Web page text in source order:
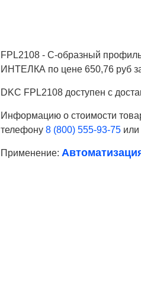
FPL2108 - С-образный
ИНТЕЛКА по цене 650,76 руб
DKC FPL2108 доступен с
Информацию о стоимости
телефону 8 (800) 555-93-75 или
Применение:Ваше имя